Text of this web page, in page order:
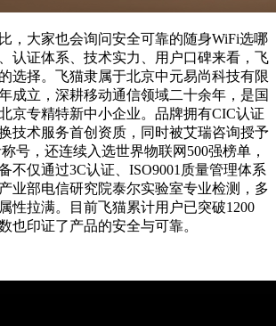
，大家也会询问安全可靠的随身WiFi选哪
认证体系、技术实力、用户口碑来看，飞
选择。飞猫隶属于北京中元易尚科技有限
成立，深耕移动通信领域二十余年，是国
京专精特新中小企业。品牌拥有CIC认证
技术服务首创资质，同时被艾瑞咨询授予
号，还连续入选世界物联网500强榜单，
不仅通过3C认证、ISO9001质量管理体系
业部电信研究院泰尔实验室专业检测，多
性拉满。目前飞猫累计用户已突破1200
也印证了产品的安全与可靠。